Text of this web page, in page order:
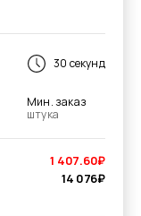
30 секунд
Мин. заказ
штука
1 407.60₽
14 076₽